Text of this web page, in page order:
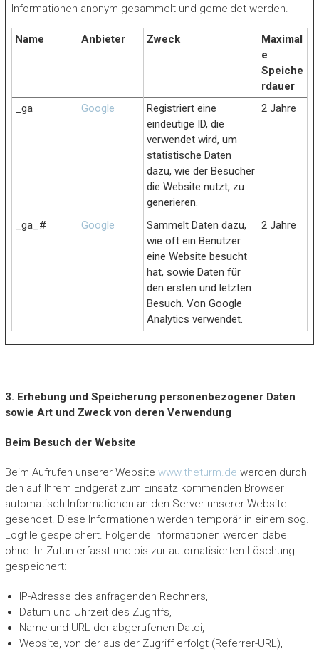
Informationen anonym gesammelt und gemeldet werden.
Name Anbieter Zweck
Maximal
e
Speiche
rdauer
_ga
Google
Registriert eine
eindeutige ID, die
verwendet wird, um
statistische Daten
dazu, wie der Besucher
die Website nutzt, zu
generieren.
2 Jahre
_ga_# Google
Sammelt Daten dazu,
wie oft ein Benutzer
eine Website besucht
hat, sowie Daten für
den ersten und letzten
Besuch. Von Google
Analytics verwendet.
2 Jahre
3. Erhebung und Speicherung personenbezogener Daten
sowie Art und Zweck von deren Verwendung
Beim Besuch der Website
Beim Aufrufen unserer Website www.theturm.de werden durch
den auf Ihrem Endgerät zum Einsatz kommenden Browser
automatisch Informationen an den Server unserer Website
gesendet. Diese Informationen werden temporär in einem sog.
Logfile gespeichert. Folgende Informationen werden dabei
ohne Ihr Zutun erfasst und bis zur automatisierten Löschung
gespeichert:
IP-Adresse des anfragenden Rechners,
Datum und Uhrzeit des Zugriffs,
Name und URL der abgerufenen Datei,
Website, von der aus der Zugriff erfolgt (Referrer-URL),